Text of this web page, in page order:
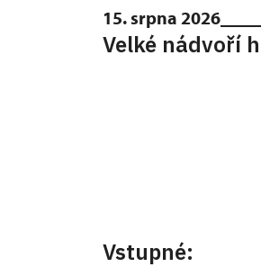
15. srpna
Velké nádvoří
Vstupné: